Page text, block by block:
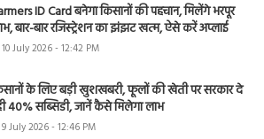
ID Card बनेगा किसानों की पहचान, मिलेंगे भरपूर
बार-बार रजिस्ट्रेशन का झंझट खत्म, ऐसे करें अप्लाई
10 July 2026 - 12:42 PM
के लिए बड़ी खुशखबरी, फूलों की खेती पर सरकार दे
40% सब्सिडी, जानें कैसे मिलेगा लाभ
9 July 2026 - 12:46 PM